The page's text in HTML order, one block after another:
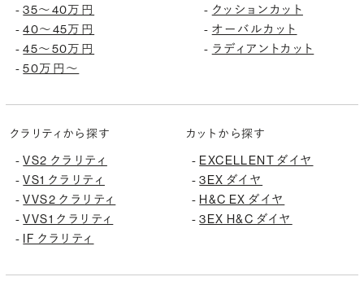
-35〜40万円
-40〜45万円
-45〜50万円
-50万円〜
- クッションカット
- オーバルカット
- ラディアントカット
クラリティから探す
-VS2 クラリティ
-VS1 クラリティ
-VVS2 クラリティ
-VVS1 クラリティ
- IF クラリティ
カットから探す
- EXCELLENT ダイヤ
-3EX ダイヤ
- H&C EX ダイヤ
-3EX H&C ダイヤ